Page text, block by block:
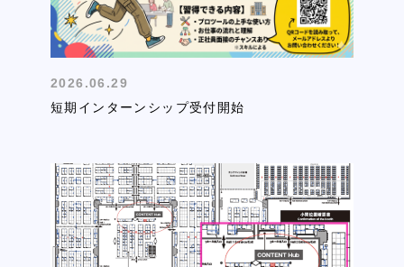
2026.06.29
短期インターンシップ受付開始